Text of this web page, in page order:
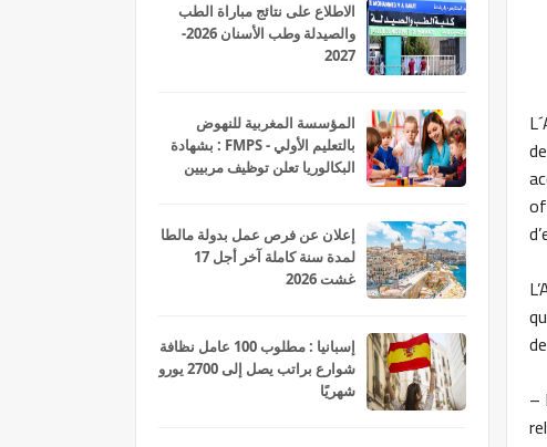
–
الاطلاع على نتائج مباراة الطب
والصيدلة وطب الأسنان 2026-
2027
المؤسسة المغربية للنهوض
بالتعليم الأولي - FMPS : بشهادة
البكالوريا تعلن توظيف مربيين
إعلان عن فرص عمل بدولة مالطا
لمدة سنة كاملة آخر أجل 17
غشت 2026
إسبانيا : مطلوب 100 عامل نظافة
شوارع براتب يصل إلى 2700 يورو
شهريًا